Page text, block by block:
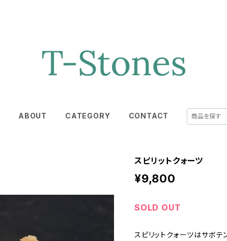
ABOUT CATEGORY CONTACT
スピリットクォーツ
¥9,800
SOLD OUT
スピリットクォーツはサボ